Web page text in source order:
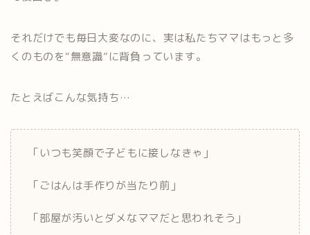
それだけでも毎日大変なのに、実は私たちママはもっと多
くのものを“無意識”に背負っています。
たとえばこんな気持ち…
「いつも笑顔で子どもに接しなきゃ」
「ごはんは手作りが当たり前」
「部屋が汚いとダメなママだと思われそう」